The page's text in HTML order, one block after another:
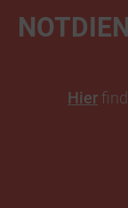
Hier